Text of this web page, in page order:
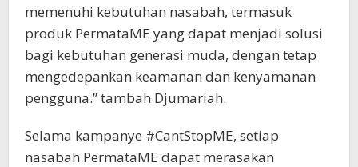
memenuhi kebutuhan nasabah, termasuk
produk PermataME yang dapat menjadi solusi
bagi kebutuhan generasi muda, dengan tetap
mengedepankan keamanan dan kenyamanan
pengguna.” tambah Djumariah.
Selama kampanye #CantStopME, setiap
nasabah PermataME dapat merasakan